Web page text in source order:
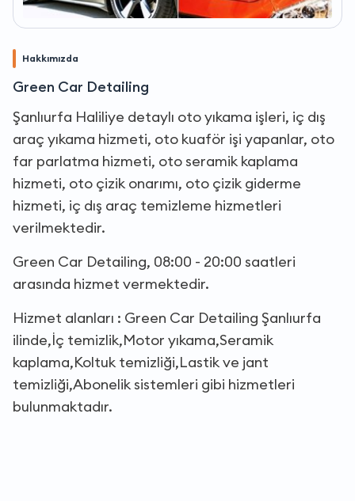
Hakkımızda
Green Car Detailing
Şanlıurfa Haliliye detaylı oto yıkama işleri, iç dış
araç yıkama hizmeti, oto kuaför işi yapanlar, oto
far parlatma hizmeti, oto seramik kaplama
hizmeti, oto çizik onarımı, oto çizik giderme
hizmeti, iç dış araç temizleme hizmetleri
verilmektedir.
Green Car Detailing, 08:00 - 20:00 saatleri
arasında hizmet vermektedir.
Hizmet alanları : Green Car Detailing Şanlıurfa
ilinde,İç temizlik,Motor yıkama,Seramik
kaplama,Koltuk temizliği,Lastik ve jant
temizliği,Abonelik sistemleri gibi hizmetleri
bulunmaktadır.